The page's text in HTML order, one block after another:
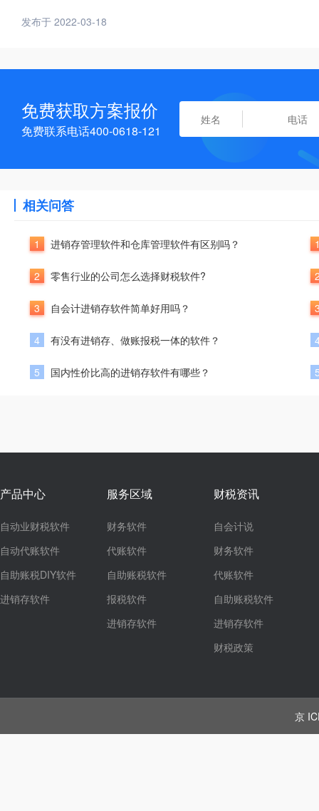
发布于 2022-03-18
免费获取方案报价
免费联系电话400-0618-121
相关问答
1 进销存管理软件和仓库管理软件有区别吗？
2 零售行业的公司怎么选择财税软件?
3 自会计进销存软件简单好用吗？
4 有没有进销存、做账报税一体的软件？
5 国内性价比高的进销存软件有哪些？
产品中心
自动业财税软件
自动代账软件
自助账税DIY软件
进销存软件
服务区域
财务软件
代账软件
自助账税软件
报税软件
进销存软件
财税资讯
自会计说
财务软件
代账软件
自助账税软件
进销存软件
财税政策
京